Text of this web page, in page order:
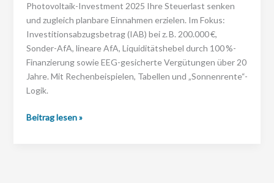
Photovoltaik-Investment 2025 Ihre Steuerlast senken
und zugleich planbare Einnahmen erzielen. Im Fokus:
Investitionsabzugsbetrag (IAB) bei z. B. 200.000 €,
Sonder-AfA, lineare AfA, Liquiditätshebel durch 100 %-
Finanzierung sowie EEG-gesicherte Vergütungen über 20
Jahre. Mit Rechenbeispielen, Tabellen und „Sonnenrente“-
Logik.
Photovoltaik
Beitrag lesen »